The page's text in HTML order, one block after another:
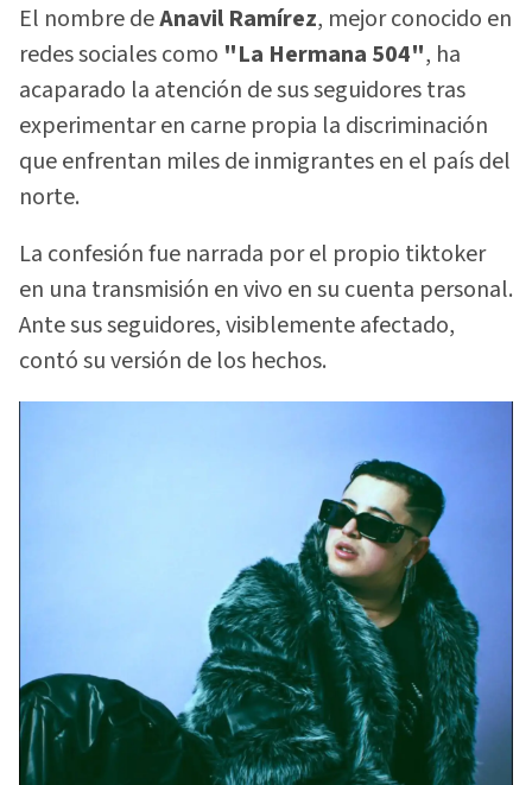
El nombre deAnavil Ramírez, mejor conocido en
redes sociales como "La Hermana 504", ha
acaparado la atención de sus seguidores tras
experimentar en carne propia la discriminación
que enfrentan miles de inmigrantes en el país del
norte.
La confesión fue narrada por el propio tiktoker
en una transmisión en vivo en su cuenta personal.
Ante sus seguidores, visiblemente afectado,
contó su versión de los hechos.